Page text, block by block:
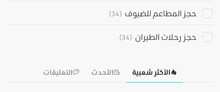
حجز المطاعم للضيوف (34)
حجز رحلات الطيران (34)
الأكثر شعبية الأحدث التعليقات